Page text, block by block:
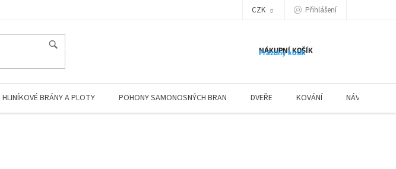
CZK Přihlášení
NÁKUPNÍ KOŠÍK
Prázdný košík
HLINÍKOVÉ BRÁNY A PLOTY POHONY SAMONOSNÝCH BRAN DVEŘE KOVÁNÍ NÁVODY